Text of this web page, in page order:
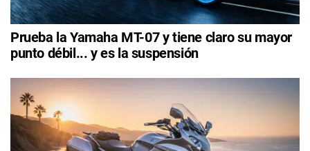
Prueba la Yamaha MT-07 y tiene claro su mayor
punto débil... y es la suspensión